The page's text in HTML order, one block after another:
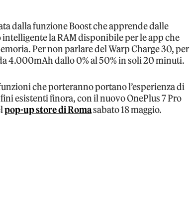
dalla funzione Boost che apprende dalle
la RAM disponibile per le app che
Per non parlare del Warp Charge 30, per
4.000mAh dallo 0% al 50% in soli 20 minuti.
che porteranno portano l’esperienza di
esistenti finora, con il nuovo OnePlus 7 Pro
pop-up store di Romasabato 18 maggio.